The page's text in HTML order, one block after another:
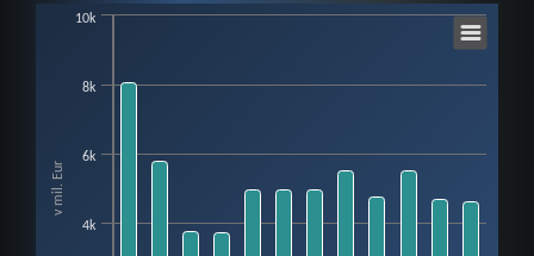
Bar chart with 2 data series.
The chart has 1 Y axis displaying v mil. Eur. Data ranges from 256.05 to
v mil. Eur
4k
6k
8k
10k